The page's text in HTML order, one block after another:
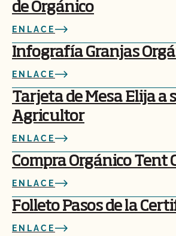
de Orgánico
ENLACE
Infografía Granjas
ENLACE
Tarjeta de Mesa Elija a
Agricultor
ENLACE
Compra Orgánico Tent
ENLACE
Folleto Pasos de la
ENLACE